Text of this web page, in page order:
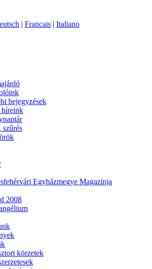
| Francais | Italiano
bejegyzések
szűrés
Egyházmegye Magazinja
2008
körzetek